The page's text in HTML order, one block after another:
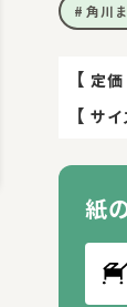
角川
【 定価
【 サイ
紙